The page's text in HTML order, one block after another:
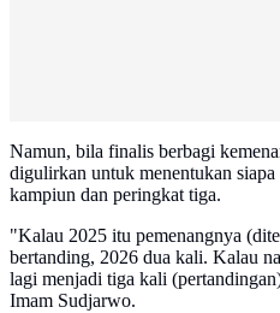
Namun, bila finalis berbagi
digulirkan untuk menentukan
kampiun dan peringkat tiga.
"Kalau 2025 itu pemenangnya
bertanding, 2026 dua kali. Kalau
lagi menjadi tiga kali
Imam Sudjarwo.